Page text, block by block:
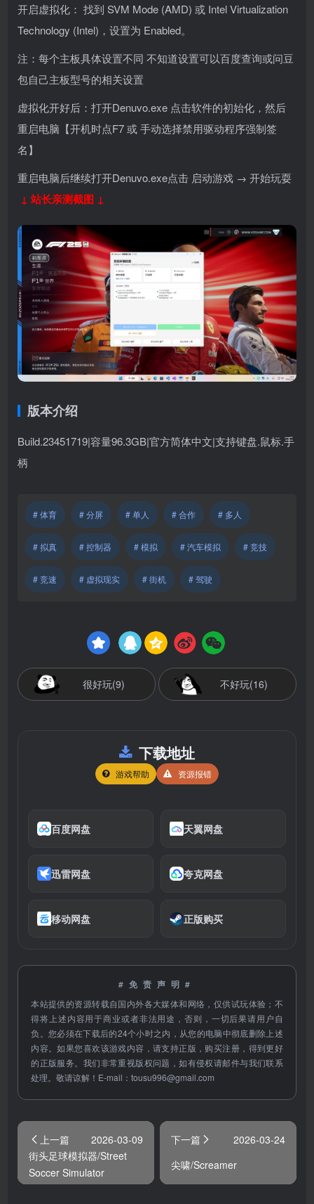
开启虚拟化： 找到 SVM Mode (AMD) 或 Intel Virtualization
Technology (Intel)，设置为 Enabled。
注：每个主板具体设置不同 不知道设置可以百度查询或问豆
包自己主板型号的相关设置
虚拟化开好后：打开Denuvo.exe 点击软件的初始化，然后
重启电脑【开机时点F7 或 手动选择禁用驱动程序强制签
名】
重启电脑后继续打开Denuvo.exe点击 启动游戏 → 开始玩耍
↓ 站长亲测截图 ↓
版本介绍
Build.23451719|容量96.3GB|官方简体中文|支持键盘.鼠标.手
柄
# 体育 # 分屏 # 单人 # 合作 # 多人
# 拟真 # 控制器 # 模拟 # 汽车模拟 # 竞技
# 竞速 # 虚拟现实 # 街机 # 驾驶
很好玩(9) 不好玩(16)
下载地址
游戏帮助 资源报错
百度网盘 天翼网盘
迅雷网盘 夸克网盘
移动网盘 正版购买
#免责声明#
本站提供的资源转载自国内外各大媒体和网络，仅供试玩体验；不
得将上述内容用于商业或者非法用途，否则，一切后果请用户自
负。您必须在下载后的24个小时之内，从您的电脑中彻底删除上述
内容。如果您喜欢该游戏内容，请支持正版，购买注册，得到更好
的正版服务。我们非常重视版权问题，如有侵权请邮件与我们联系
处理。敬请谅解！E-mail：tousu996@gmail.com
上一篇
2026-03-09
街头足球模拟器/Street
Soccer Simulator
下一篇
2026-03-24
尖啸/Screamer